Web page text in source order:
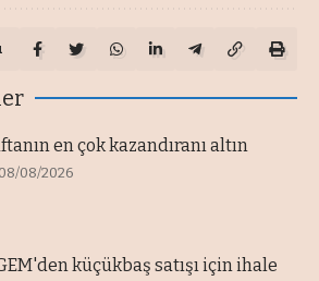
en çok kazandıranı altın
08/08/2026
küçükbaş satışı için ihale